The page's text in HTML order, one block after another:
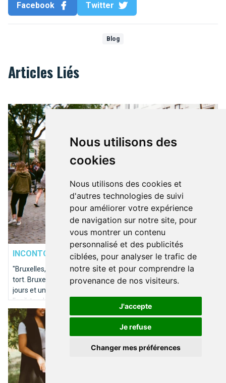
Nous utilisons des
cookies
Nous utilisons des cookies et
d'autres technologies de suivi
pour améliorer votre expérience
de navigation sur notre site, pour
vous montrer un contenu
personnalisé et des publicités
ciblées, pour analyser le trafic de
notre site et pour comprendre la
provenance de nos visiteurs.
J'accepte
Je refuse
Changer mes préférences
Facebook Twitter
Blog
Articles Liés
DÉCOUVRIR BRUXELLES
INCONTOURNABLEBruxelles ma belle
"Bruxelles, ma belle", comme disait l'autre. Mais il n'avait pas
tort. Bruxelles vaut le détour. Bruxelles ne se visite pas en deux
jours et une nuit d'hôtel. Il faut s'en imprégner, se poser, ouvrir
l'oeil, tendre l'oreille.
Bruxelles ma belle
Que faire sous le soleil à Bruxelles?